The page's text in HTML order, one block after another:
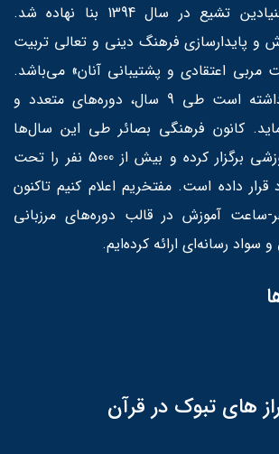
و بر پایه اصول بنیادین تشیع در سال 1394 بنا نهاده شد.
و پایدارسازی فرهنگ دینی و تعالی تربیت
مربی اعتقادی و پشتیبانی آنان» می‌باشد.
این کانون توفیق داشته است طی 9 سال، دوره‌های متعدد و
کانون فرهنگی بصائر طی این سال‌ها
حدود 400 دوره آموزشی برگزار کرده و بیش از 5000 نفر را تحت
داده است. مفتخریم اعلام کنیم تاکنون
از 180.000 نفر-ساعت آموزش در قالب دوره‌های مرزبانی
سواد رسانه‌ای ارائه کرده‌ایم.
های تبوک در قرآن